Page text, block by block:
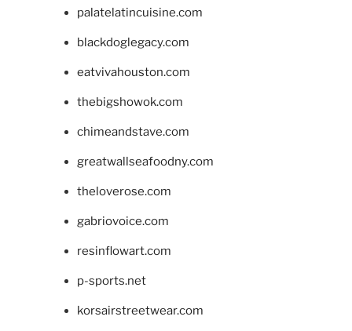
palatelatincuisine.com
blackdoglegacy.com
eatvivahouston.com
thebigshowok.com
chimeandstave.com
greatwallseafoodny.com
theloverose.com
gabriovoice.com
resinflowart.com
p-sports.net
korsairstreetwear.com